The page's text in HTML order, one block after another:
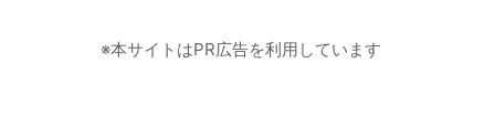
※本サイトはPR広告を利用しています